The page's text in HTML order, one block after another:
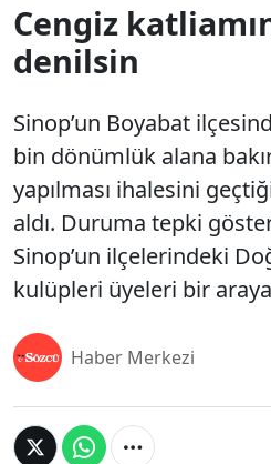
Cengiz
denilsin
Sinop’un Boyabat
bin dönümlük alana
yapılması ihalesini
aldı. Duruma tepki
Sinop’un ilçelerindeki
kulüpleri üyeleri bir
Haber Merkezi